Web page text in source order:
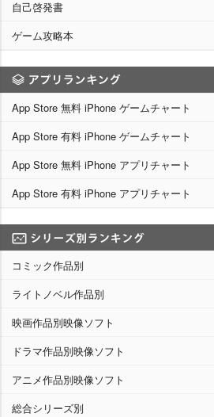
自己啓発書
ゲーム攻略本
App Store 無料 iPhone ゲームチャート
App Store 有料 iPhone ゲームチャート
App Store 無料 iPhone アプリチャート
App Store 有料 iPhone アプリチャート
コミック作品別
ライトノベル作品別
映画作品別映像ソフト
ドラマ作品別映像ソフト
アニメ作品別映像ソフト
総合シリーズ別